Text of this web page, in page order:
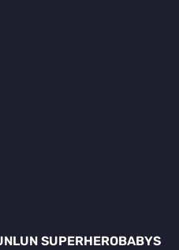
SUPERHEROBABYS